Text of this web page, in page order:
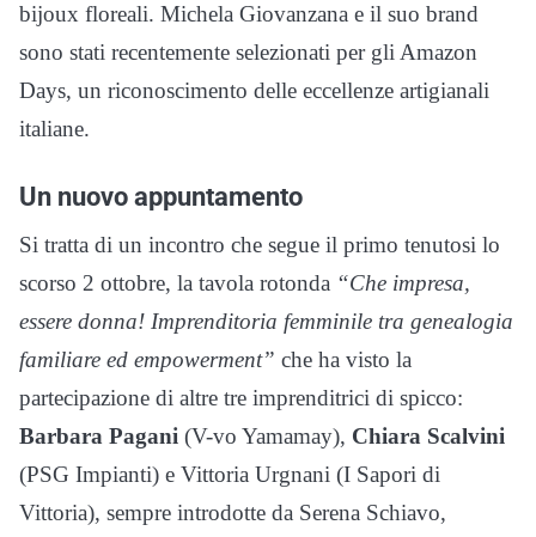
bijoux floreali. Michela Giovanzana e il suo brand
sono stati recentemente selezionati per gli Amazon
Days, un riconoscimento delle eccellenze artigianali
italiane.
Un nuovo appuntamento
Si tratta di un incontro che segue il primo tenutosi lo
scorso 2 ottobre, la tavola rotonda “Che impresa,
essere donna! Imprenditoria femminile tra genealogia
familiare ed empowerment” che ha visto la
partecipazione di altre tre imprenditrici di spicco:
Barbara Pagani (V-vo Yamamay), Chiara Scalvini
(PSG Impianti) e Vittoria Urgnani (I Sapori di
Vittoria), sempre introdotte da Serena Schiavo,